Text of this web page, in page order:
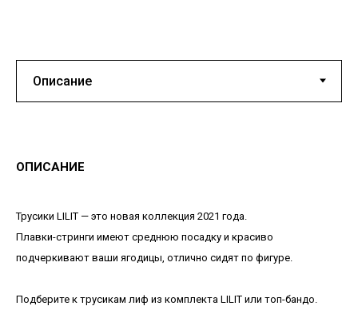
ОПИСАНИЕ
Трусики LILIT — это новая коллекция 2021 года.
Плавки-стринги имеют среднюю посадку и красиво
подчеркивают ваши ягодицы, отлично сидят по фигуре.
Подберите к трусикам лиф из комплекта LILIT или топ-бандо.